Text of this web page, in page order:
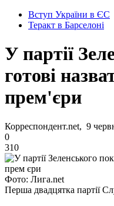
Вступ України в ЄС
Теракт в Барселоні
У партії
готові
прем'єри
Корреспондент.net, 9
0
310
Фото: Лига.net
Перша двадцятка партії